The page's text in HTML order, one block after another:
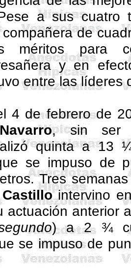
a sus cuatro
de
méritos para
y en
entre las líderes
4 de febrero de
, sin ser
quinta a 13
se impuso de
Tres
intervino
actuación anterior
) a 2 ¾
se impuso de